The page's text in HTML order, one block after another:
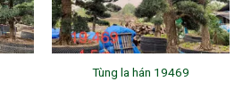
Tùng la hán 19469